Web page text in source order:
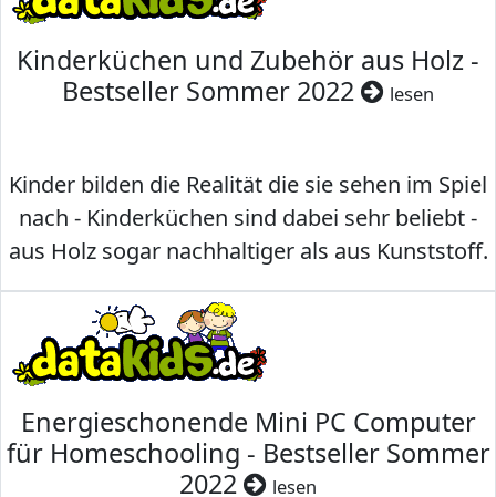
Kinderküchen und Zubehör aus Holz -
Bestseller Sommer 2022
lesen
Kinder bilden die Realität die sie sehen im Spiel
nach - Kinderküchen sind dabei sehr beliebt -
aus Holz sogar nachhaltiger als aus Kunststoff.
Energieschonende Mini PC Computer
für Homeschooling - Bestseller Sommer
2022
lesen